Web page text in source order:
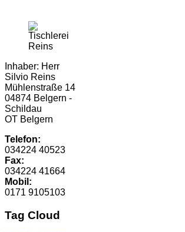
Inhaber: Herr
Silvio Reins
Mühlenstraße 14
04874 Belgern -
Schildau
OT Belgern
Telefon:
034224 40523
Fax:
034224 41664
Mobil:
0171 9105103
Tag Cloud